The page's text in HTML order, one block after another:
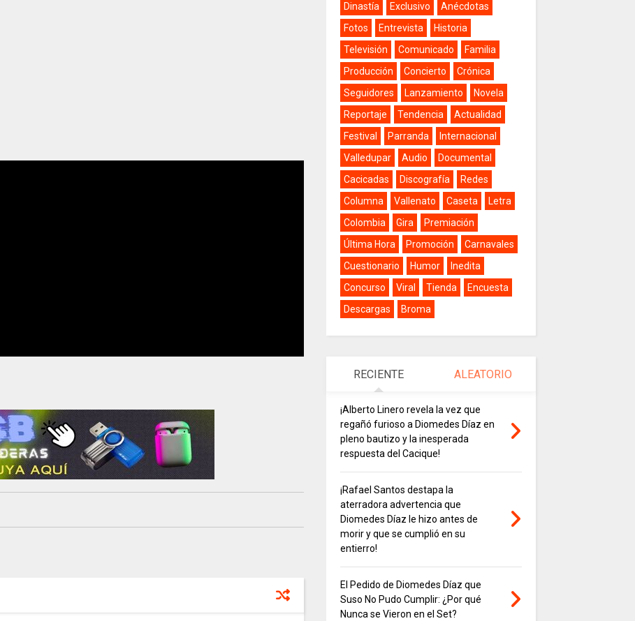
Dinastía
Exclusivo
Anécdotas
Fotos
Entrevista
Historia
Televisión
Comunicado
Familia
Producción
Concierto
Crónica
Seguidores
Lanzamiento
Novela
Reportaje
Tendencia
Actualidad
Festival
Parranda
Internacional
Valledupar
Audio
Documental
Cacicadas
Discografía
Redes
Columna
Vallenato Caseta
Letra
Colombia
Gira
Premiación
Última Hora
Promoción
Carnavales
Cuestionario
Humor
Inedita
Concurso
Viral Tienda
Encuesta
Descargas
Broma
RECIENTE ALEATORIO
¡Alberto Linero revela la vez que
regañó furioso a Diomedes Díaz en
pleno bautizo y la inesperada
respuesta del Cacique!
¡Rafael Santos destapa la
aterradora advertencia que
Diomedes Díaz le hizo antes de
morir y que se cumplió en su
entierro!
El Pedido de Diomedes Díaz que
Suso No Pudo Cumplir: ¿Por qué
Nunca se Vieron en el Set?